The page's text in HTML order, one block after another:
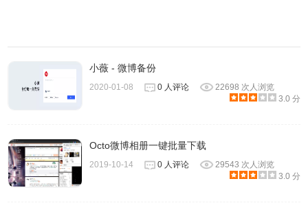
小薇 - 微博备份
2020-01-08 0 人评论
22698 次人浏览
3.0 分
Octo微博相册一键批量下载
2019-10-14 0 人评论
29543 次人浏览
3.0 分